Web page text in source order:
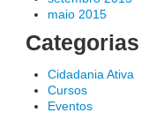
maio 2015
Categorias
Cidadania Ativa
Cursos
Eventos